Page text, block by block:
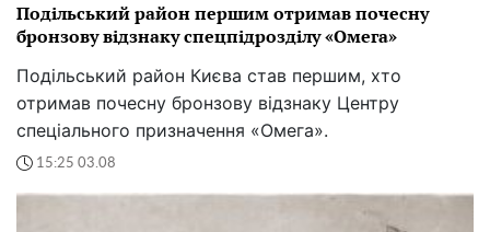
Подільський район першим отримав почесну
бронзову відзнаку спецпідрозділу «Омега»
Подільський район Києва став першим, хто
отримав почесну бронзову відзнаку Центру
спеціального призначення «Омега».
15:25 03.08